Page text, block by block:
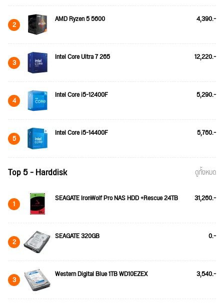
2 AMD Ryzen 5 5600 4,390.-
3 Intel Core Ultra 7 265 12,220.-
4 Intel Core i5-12400F 5,290.-
5 Intel Core i5-14400F 5,760.-
Top 5 - Harddisk ดูทั้งหมด
1 SEAGATE IronWolf Pro NAS HDD +Rescue 24TB 31,260.-
2 SEAGATE 320GB 0.-
3 Western Digital Blue 1TB WD10EZEX 3,540.-